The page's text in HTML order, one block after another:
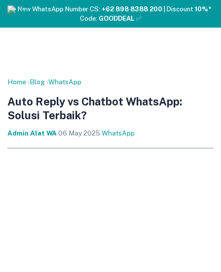
❤️ New WhatsApp Number CS: +62 898 8388 200 | Discount 10%*
Code: GOODDEAL ✅
Home ›Blog ›WhatsApp
Auto Reply vs Chatbot WhatsApp:
Solusi Terbaik?
Admin Alat WA·06 May 2025·WhatsApp